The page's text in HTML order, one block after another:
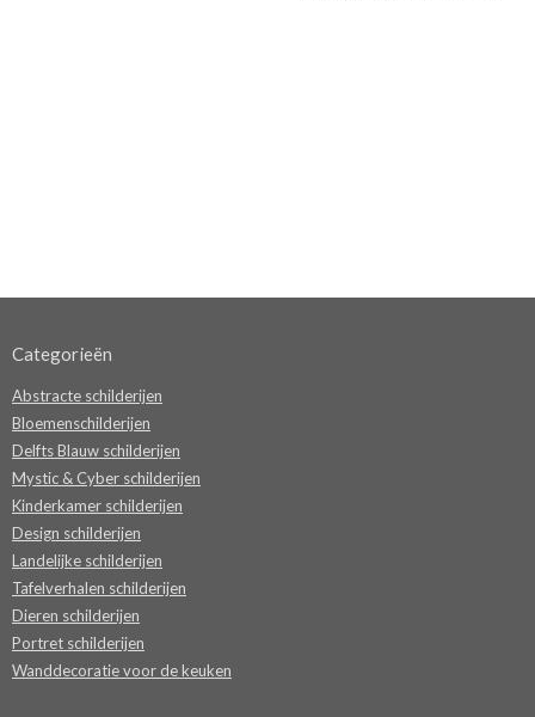
Categorieën
Abstracte schilderijen
Bloemenschilderijen
Delfts Blauw schilderijen
Mystic & Cyber schilderijen
Kinderkamer schilderijen
Design schilderijen
Landelijke schilderijen
Tafelverhalen schilderijen
Dieren schilderijen
Portret schilderijen
Wanddecoratie voor de keuken